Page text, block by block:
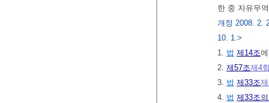
한 중 자유무
개정 2008. 2.
10. 1.>
1. 법 제14조
2. 제57조제4
3. 법 제33조
4. 법 제33조